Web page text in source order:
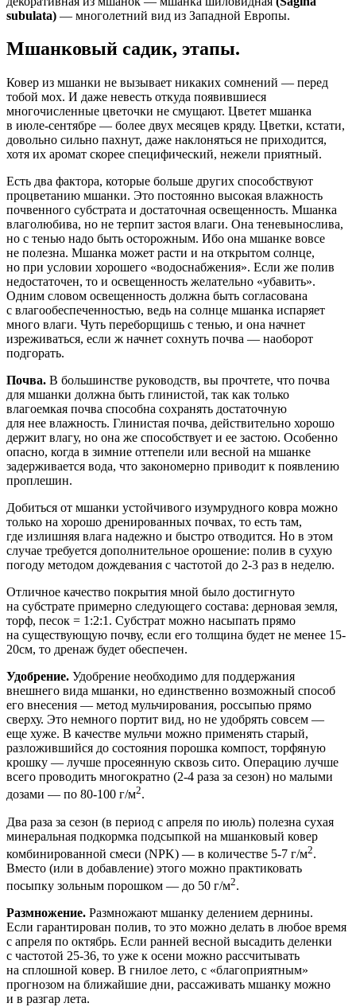
subulata) — многолетний вид из Западной Европы.
Мшанковый садик, этапы.
Ковер из мшанки не вызывает никаких сомнений — перед
тобой мох. И даже невесть откуда появившиеся
многочисленные цветочки не смущают. Цветет мшанка
в июле-сентябре — более двух месяцев кряду. Цветки, кстати,
довольно сильно пахнут, даже наклоняться не приходится,
хотя их аромат скорее специфический, нежели приятный.
Есть два фактора, которые больше других способствуют
процветанию мшанки. Это постоянно высокая влажность
почвенного субстрата и достаточная освещенность. Мшанка
влаголюбива, но не терпит застоя влаги. Она теневынослива,
но с тенью надо быть осторожным. Ибо она мшанке вовсе
не полезна. Мшанка может расти и на открытом солнце,
но при условии хорошего «водоснабжения». Если же полив
недостаточен, то и освещенность желательно «убавить».
Одним словом освещенность должна быть согласована
с влагообеспеченностью, ведь на солнце мшанка испаряет
много влаги. Чуть переборщишь с тенью, и она начнет
изреживаться, если ж начнет сохнуть почва — наоборот
подгорать.
Почва. В большинстве руководств, вы прочтете, что почва
для мшанки должна быть глинистой, так как только
влагоемкая почва способна сохранять достаточную
для нее влажность. Глинистая почва, действительно хорошо
держит влагу, но она же способствует и ее застою. Особенно
опасно, когда в зимние оттепели или весной на мшанке
задерживается вода, что закономерно приводит к появлению
проплешин.
Добиться от мшанки устойчивого изумрудного ковра можно
только на хорошо дренированных почвах, то есть там,
где излишняя влага надежно и быстро отводится. Но в этом
случае требуется дополнительное орошение: полив в сухую
погоду методом дождевания с частотой до 2-3 раз в неделю.
Отличное качество покрытия мной было достигнуто
на субстрате примерно следующего состава: дерновая земля,
торф, песок = 1:2:1. Субстрат можно насыпать прямо
на существующую почву, если его толщина будет не менее 15-
20см, то дренаж будет обеспечен.
Удобрение. Удобрение необходимо для поддержания
внешнего вида мшанки, но единственно возможный способ
его внесения — метод мульчирования, россыпью прямо
сверху. Это немного портит вид, но не удобрять совсем —
еще хуже. В качестве мульчи можно применять старый,
разложившийся до состояния порошка компост, торфяную
крошку — лучше просеянную сквозь сито. Операцию лучше
всего проводить многократно (2-4 раза за сезон) но малыми
дозами — по 80-100 г/м2.
Два раза за сезон (в период с апреля по июль) полезна сухая
минеральная подкормка подсыпкой на мшанковый ковер
комбинированной смеси (NPK) — в количестве 5-7 г/м2.
Вместо (или в добавление) этого можно практиковать
посыпку зольным порошком — до 50 г/м2.
Размножение. Размножают мшанку делением дернины.
Если гарантирован полив, то это можно делать в любое время
с апреля по октябрь. Если ранней весной высадить деленки
с частотой 25-36, то уже к осени можно рассчитывать
на сплошной ковер. В гнилое лето, с «благоприятным»
прогнозом на ближайшие дни, рассаживать мшанку можно
и в разгар лета.